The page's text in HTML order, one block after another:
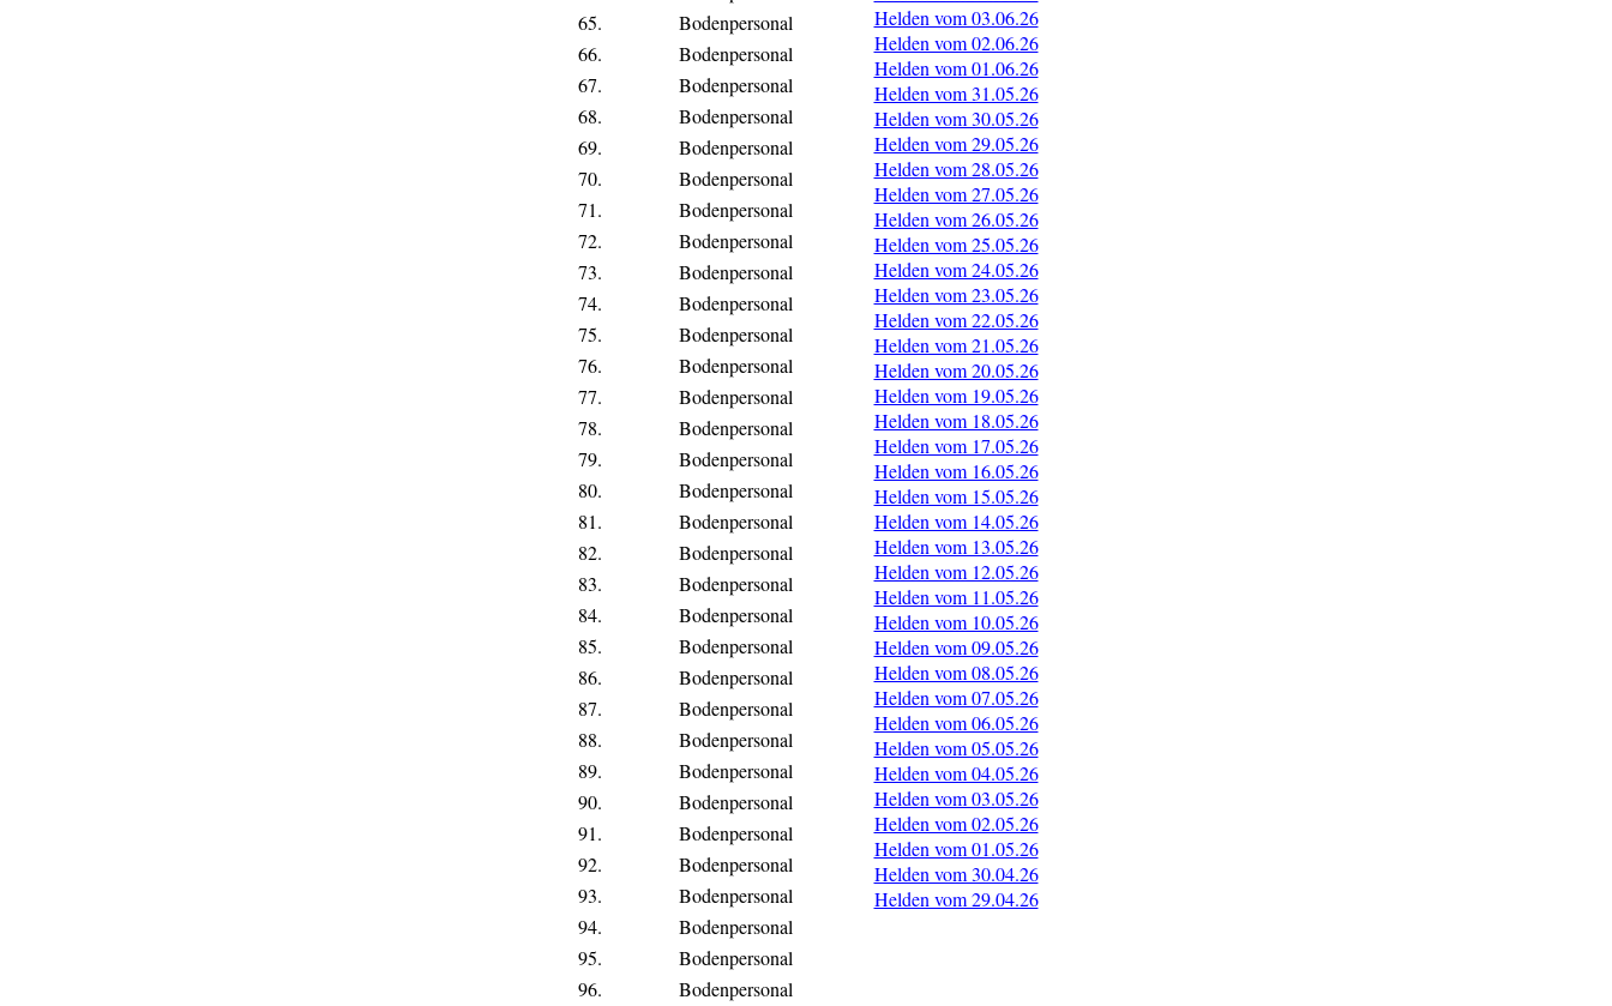
65.
Bodenpersonal
66.
Bodenpersonal
67.
Bodenpersonal
68.
Bodenpersonal
69.
Bodenpersonal
70.
Bodenpersonal
71.
Bodenpersonal
72.
Bodenpersonal
73.
Bodenpersonal
74.
Bodenpersonal
75.
Bodenpersonal
76.
Bodenpersonal
77.
Bodenpersonal
78.
Bodenpersonal
79.
Bodenpersonal
80.
Bodenpersonal
81.
Bodenpersonal
82.
Bodenpersonal
83.
Bodenpersonal
84.
Bodenpersonal
85.
Bodenpersonal
86.
Bodenpersonal
87.
Bodenpersonal
88.
Bodenpersonal
89.
Bodenpersonal
90.
Bodenpersonal
91.
Bodenpersonal
92.
Bodenpersonal
93.
Bodenpersonal
94.
Bodenpersonal
95.
Bodenpersonal
96.
Bodenpersonal
Helden vom 03.06.26
Helden vom 02.06.26
Helden vom 01.06.26
Helden vom 31.05.26
Helden vom 30.05.26
Helden vom 29.05.26
Helden vom 28.05.26
Helden vom 27.05.26
Helden vom 26.05.26
Helden vom 25.05.26
Helden vom 24.05.26
Helden vom 23.05.26
Helden vom 22.05.26
Helden vom 21.05.26
Helden vom 20.05.26
Helden vom 19.05.26
Helden vom 18.05.26
Helden vom 17.05.26
Helden vom 16.05.26
Helden vom 15.05.26
Helden vom 14.05.26
Helden vom 13.05.26
Helden vom 12.05.26
Helden vom 11.05.26
Helden vom 10.05.26
Helden vom 09.05.26
Helden vom 08.05.26
Helden vom 07.05.26
Helden vom 06.05.26
Helden vom 05.05.26
Helden vom 04.05.26
Helden vom 03.05.26
Helden vom 02.05.26
Helden vom 01.05.26
Helden vom 30.04.26
Helden vom 29.04.26